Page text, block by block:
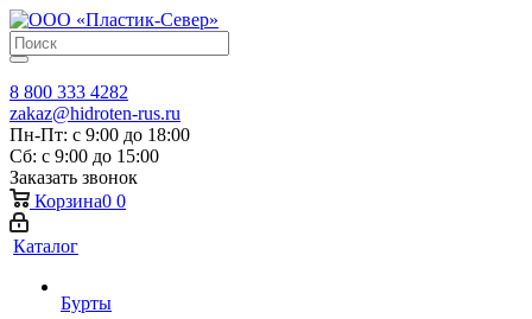
8 800 333 4282
zakaz@hidroten-rus.ru
Пн-Пт: с 9:00 до 18:00
Сб: с 9:00 до 15:00
Заказать звонок
Корзина0 0
Каталог
Бурты